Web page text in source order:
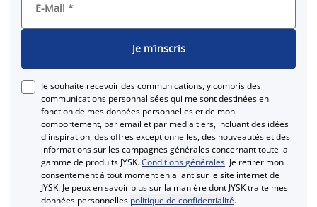
E-Mail *
Je m’inscris
Je souhaite recevoir des communications, y compris des
communications personnalisées qui me sont destinées en
fonction de mes données personnelles et de mon
comportement, par email et par media tiers, incluant des idées
d'inspiration, des offres exceptionnelles, des nouveautés et des
informations sur les campagnes générales concernant toute la
gamme de produits JYSK.Conditions générales. Je retirer mon
consentement à tout moment en allant sur le site internet de
JYSK. Je peux en savoir plus sur la manière dont JYSK traite mes
données personnelles politique de confidentialité.